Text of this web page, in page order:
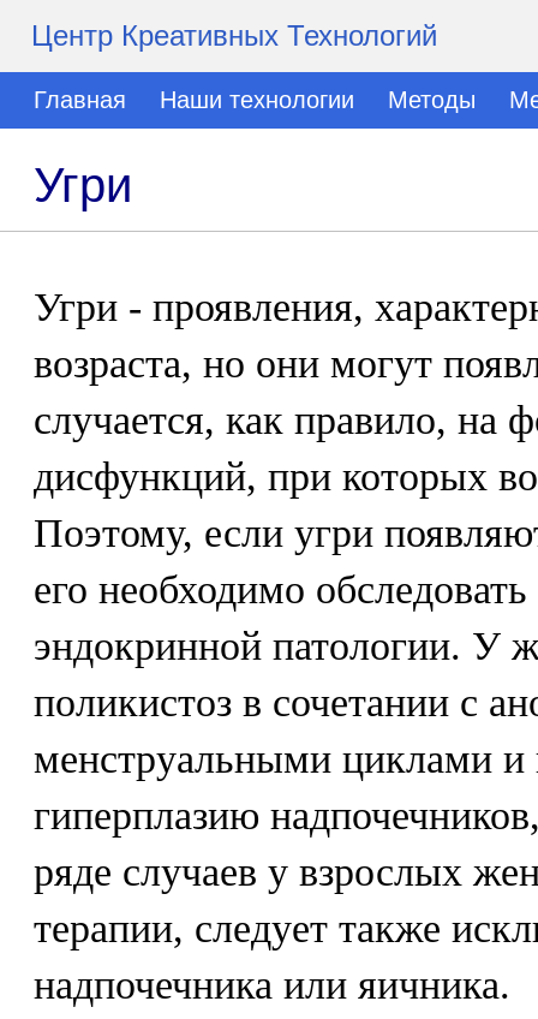
Центр Креативных Технологий
Главная Наши технологии Методы
Угри
Угри - проявления,
возраста, но они могут
случается, как правило, на
дисфункций, при которых
Поэтому, если угри
его необходимо
эндокринной патологии. У
поликистоз в сочетании с
менструальными циклами и
гиперплазию
ряде случаев у взрослых
терапии, следует также
надпочечника или яичника.